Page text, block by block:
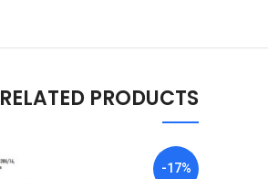
RELATED PRODUCTS
-17%